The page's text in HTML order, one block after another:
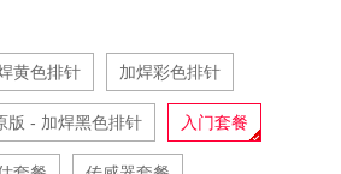
黄色排针 加焊彩色排针
版 - 加焊黑色排针 入门套餐